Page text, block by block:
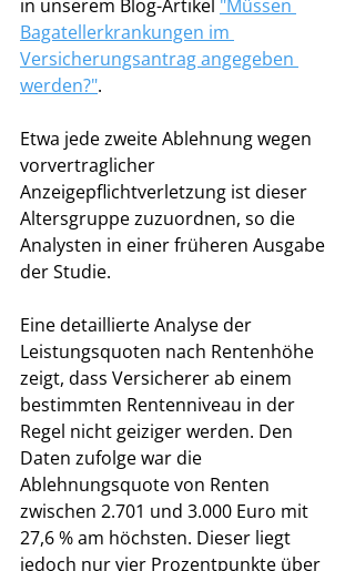
in unserem Blog-Artikel "Müssen
Bagatellerkrankungen im
Versicherungsantrag angegeben
werden?".
Etwa jede zweite Ablehnung wegen
vorvertraglicher
Anzeigepflichtverletzung ist dieser
Altersgruppe zuzuordnen, so die
Analysten in einer früheren Ausgabe
der Studie.
Eine detaillierte Analyse der
Leistungsquoten nach Rentenhöhe
zeigt, dass Versicherer ab einem
bestimmten Rentenniveau in der
Regel nicht geiziger werden. Den
Daten zufolge war die
Ablehnungsquote von Renten
zwischen 2.701 und 3.000 Euro mit
27,6 % am höchsten. Dieser liegt
jedoch nur vier Prozentpunkte über